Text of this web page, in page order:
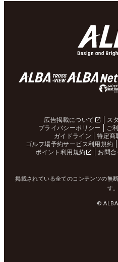
広告掲載について ス
プライバシーポリシー
ご
ガイドライン
特定商
ゴルフ場予約サービス利用規約
ポイント利用規約
お問合
掲載されている全てのコンテンツの無
す。
©